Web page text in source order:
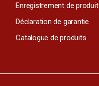
Enregistrement de produit
Déclaration de garantie
Catalogue de produits